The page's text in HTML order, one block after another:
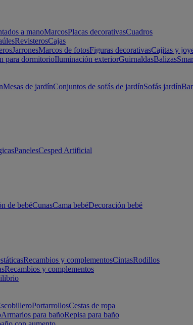
a manoMarcosPlacas decorativasCuadros
RevisterosCajas
JarronesMarcos de fotosFiguras decorativasCajitas y
para dormitorioIluminación exteriorGuirnaldasBalizas
Mesas de jardínConjuntos de sofás de jardínSofás jardín
PanelesCesped Artificial
de bebéCunasCama bebéDecoración bebé
Recambios y complementosCintasRodillos
Recambios y complementos
PortarrollosCestas de ropa
Armarios para bañoRepisa para baño